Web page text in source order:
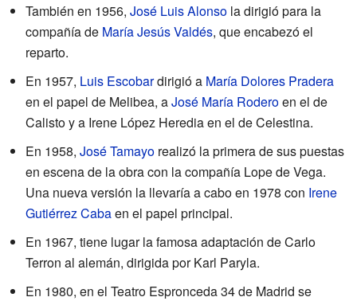
También en 1956, José Luis Alonso la dirigió para la
compañía de María Jesús Valdés, que encabezó el
reparto.
En 1957, Luis Escobardirigió a María Dolores Pradera
en el papel de Melibea, aJosé María Roderoen el de
Calisto y a Irene López Heredia en el de Celestina.
En 1958, José Tamayo realizó la primera de sus puestas
en escena de la obra con la compañía Lope de Vega.
Una nueva versión la llevaría a cabo en 1978 con Irene
Gutiérrez Cabaen el papel principal.
En 1967, tiene lugar la famosa adaptación de Carlo
Terron al alemán, dirigida por Karl Paryla.
En 1980, en el Teatro Espronceda 34 de Madrid se